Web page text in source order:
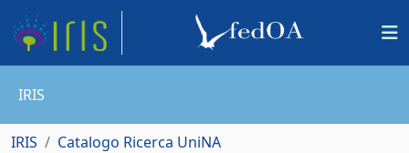
IRIS
IRIS
Catalogo Ricerca UniNA